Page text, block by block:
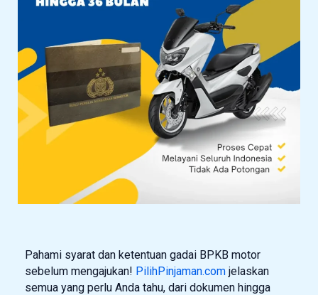
Pahami syarat dan ketentuan gadai BPKB motor
sebelum mengajukan! PilihPinjaman.com jelaskan
semua yang perlu Anda tahu, dari dokumen hingga